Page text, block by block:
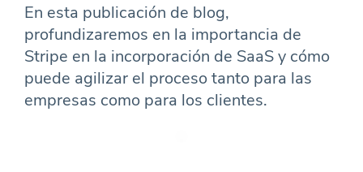
En esta publicación de blog,
profundizaremos en la importancia de
Stripe en la incorporación de SaaS y cómo
puede agilizar el proceso tanto para las
empresas como para los clientes.